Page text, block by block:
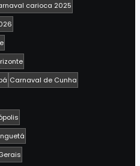
carioca 2025
Carnaval de Cunha